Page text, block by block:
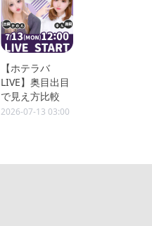
【ホテラバ
LIVE】奥目出目
で見え方比較
2026-07-13 03:00